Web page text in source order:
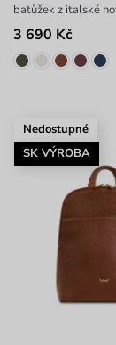
batůžek z italské
3 690 Kč
Nedostupné
SK VÝROBA